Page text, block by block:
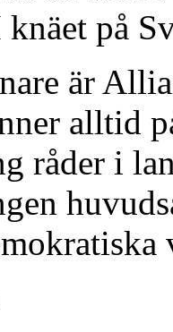
knäet på
är
alltid
råder i